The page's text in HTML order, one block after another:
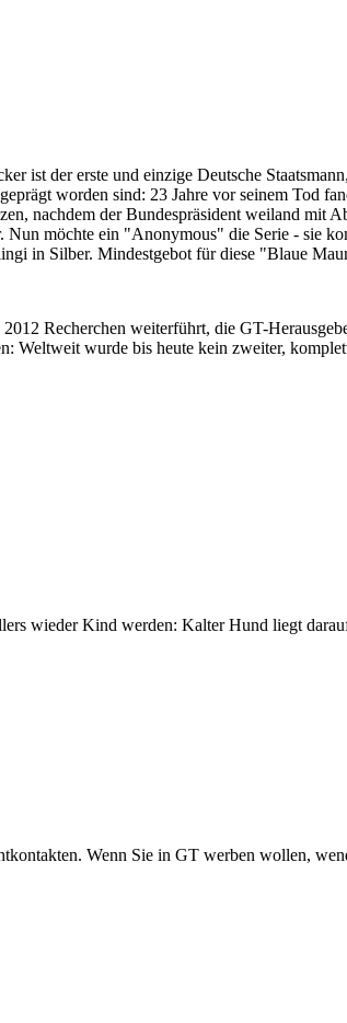
der erste und einzige Deutsche
worden sind: 23 Jahre vor seinem Tod
nachdem der Bundespräsident weiland mit
möchte ein "Anonymous" die Serie - sie
in Silber. Mindestgebot für diese "Blaue
Recherchen weiterführt, die GT-
wurde bis heute kein zweiter,
wieder Kind werden: Kalter Hund liegt
Wenn Sie in GT werben wollen,